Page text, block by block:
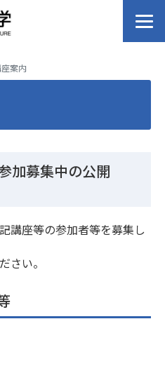
案内
加募集中の公開
講座等の参加者等を募集し
さい。